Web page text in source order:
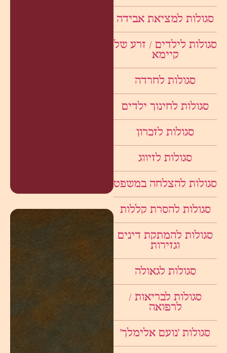
סגולות למציאת אבידה
סגולות לילדים / זרע של
קיימא
סגולות לחרדה
סגולות לחינוך ילדים
סגולות לזכרון
סגולות לזיווג
סגולות להצלחה במשפט
סגולות להסרת קללות
סגולות להמתקת דינים
וגזירות
סגולות לגאולה
סגולות לבריאות /
לרפואה
סגולות ׳נועם אלימלך׳